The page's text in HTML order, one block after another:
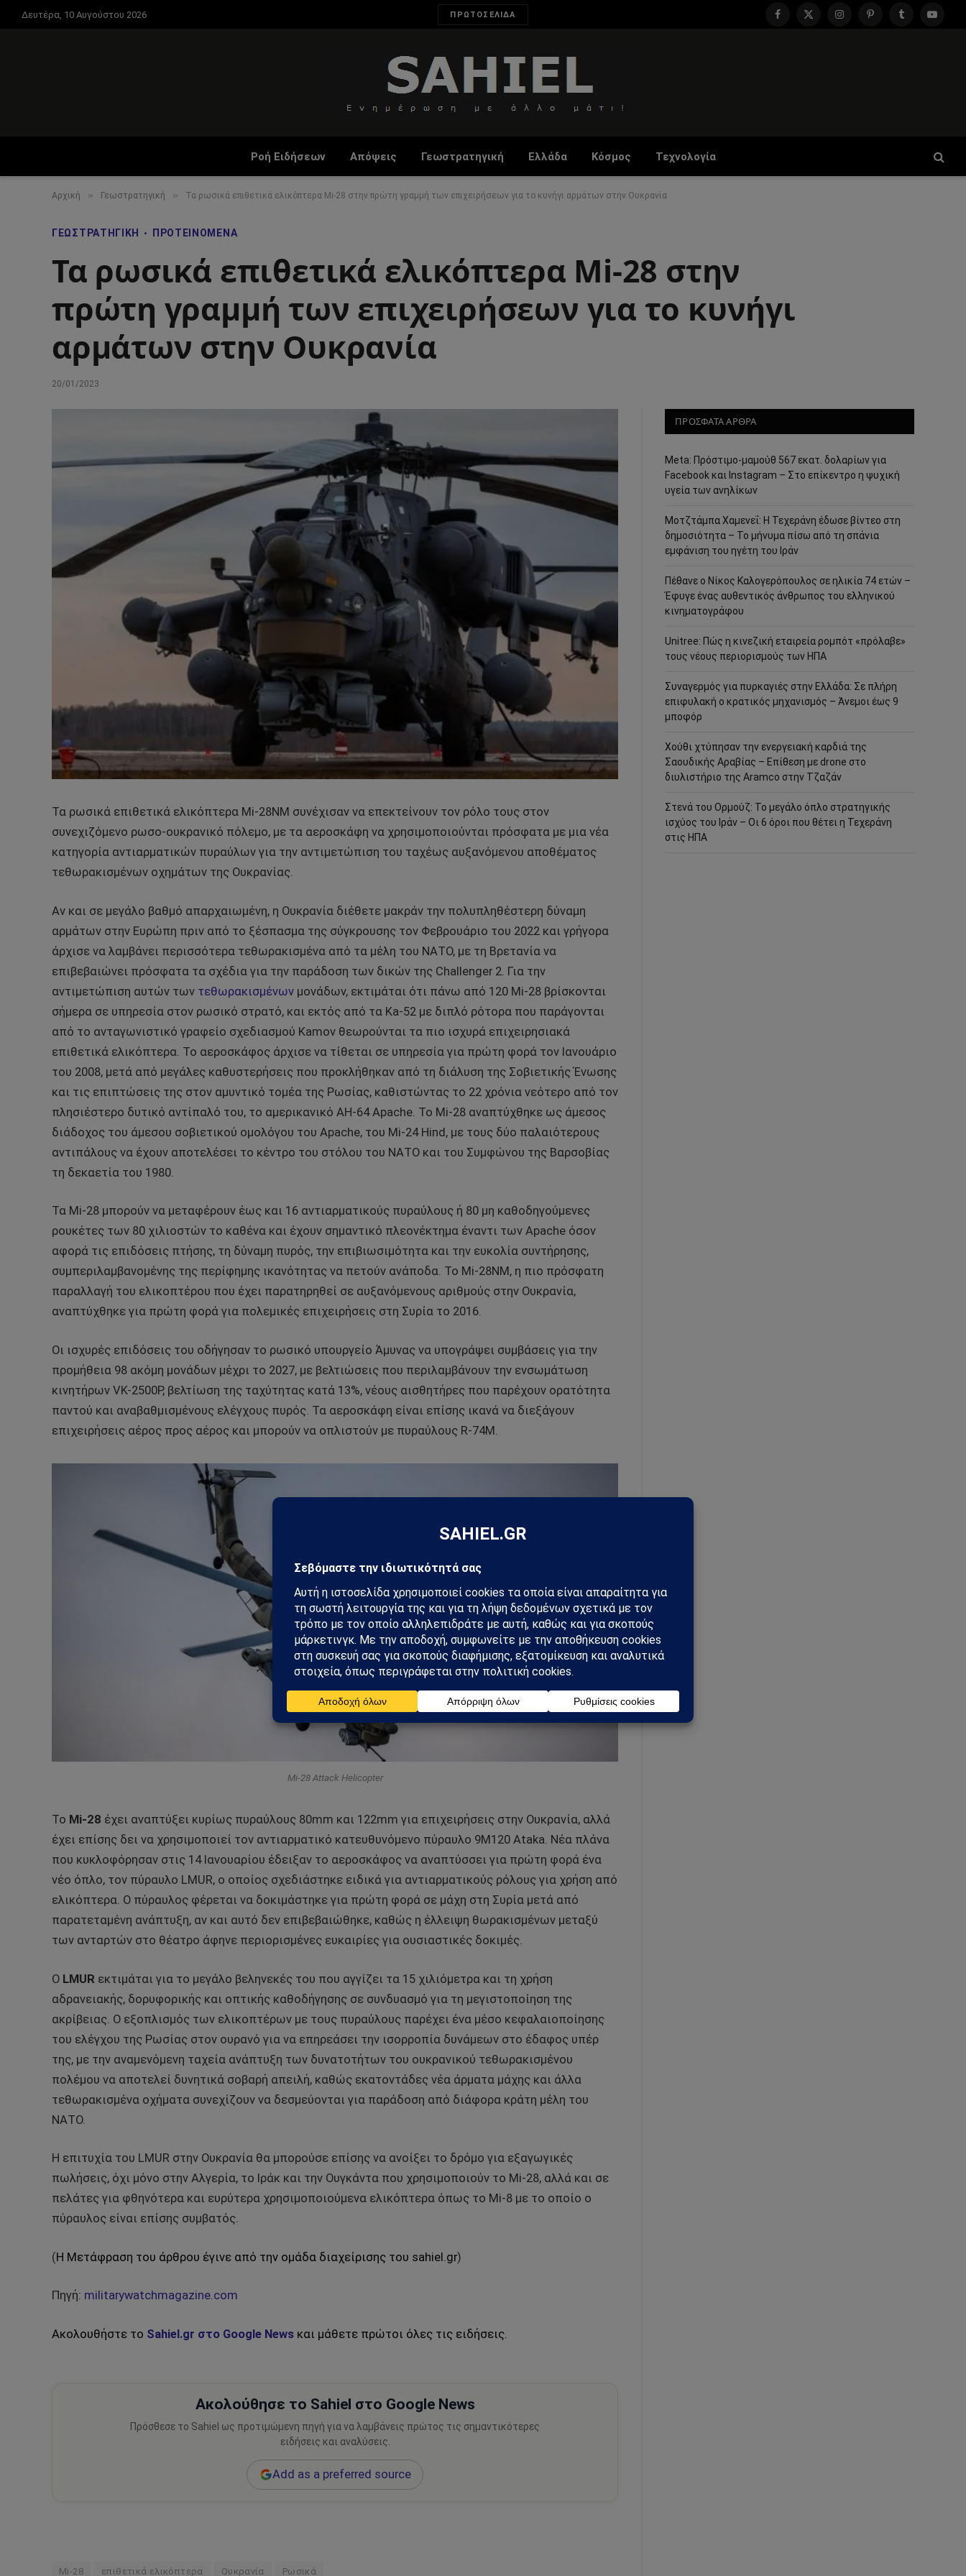
Δευτέρα, 10 Αυγούστου 2026 ΠΡΩΤΟΣΕΛΙΔΑ
Facebook
X
InstagramPinterestTumblr
Ροή Ειδήσεων Απόψεις Γεωστρατηγική Ελλάδα Κόσμος Τεχνολογία
Αρχική » Γεωστρατηγική » Τα ρωσικά επιθετικά ελικόπτερα Mi-28 στην πρώτη γραμμή των επιχειρήσεων για το κυνήγι αρμάτων στην Ουκρανία
ΓΕΩΣΤΡΑΤΗΓΙΚΉ ΠΡΟΤΕΙΝΌΜΕΝΑ
Τα ρωσικά επιθετικά ελικόπτερα Mi-28 στην
πρώτη γραμμή των επιχειρήσεων για το κυνήγι
αρμάτων στην Ουκρανία
20/01/2023
Τα ρωσικά επιθετικά ελικόπτερα Mi-28NM συνέχισαν να επεκτείνουν τον ρόλο τους στον
συνεχιζόμενο ρωσο-ουκρανικό πόλεμο, με τα αεροσκάφη να χρησιμοποιούνται πρόσφατα με μια νέα
κατηγορία αντιαρματικών πυραύλων για την αντιμετώπιση του ταχέως αυξανόμενου αποθέματος
τεθωρακισμένων οχημάτων της Ουκρανίας.
Αν και σε μεγάλο βαθμό απαρχαιωμένη, η Ουκρανία διέθετε μακράν την πολυπληθέστερη δύναμη
αρμάτων στην Ευρώπη πριν από το ξέσπασμα της σύγκρουσης τον Φεβρουάριο του 2022 και γρήγορα
άρχισε να λαμβάνει περισσότερα τεθωρακισμένα από τα μέλη του ΝΑΤΟ, με τη Βρετανία να
επιβεβαιώνει πρόσφατα τα σχέδια για την παράδοση των δικών της Challenger 2. Για την
αντιμετώπιση αυτών των τεθωρακισμένων μονάδων, εκτιμάται ότι πάνω από 120 Mi-28 βρίσκονται
σήμερα σε υπηρεσία στον ρωσικό στρατό, και εκτός από τα Ka-52 με διπλό ρότορα που παράγονται
από το ανταγωνιστικό γραφείο σχεδιασμού Kamov θεωρούνται τα πιο ισχυρά επιχειρησιακά
επιθετικά ελικόπτερα. Το αεροσκάφος άρχισε να τίθεται σε υπηρεσία για πρώτη φορά τον Ιανουάριο
του 2008, μετά από μεγάλες καθυστερήσεις που προκλήθηκαν από τη διάλυση της Σοβιετικής Ένωσης
και τις επιπτώσεις της στον αμυντικό τομέα της Ρωσίας, καθιστώντας το 22 χρόνια νεότερο από τον
πλησιέστερο δυτικό αντίπαλό του, το αμερικανικό AH-64 Apache. Το Mi-28 αναπτύχθηκε ως άμεσος
διάδοχος του άμεσου σοβιετικού ομολόγου του Apache, του Mi-24 Hind, με τους δύο παλαιότερους
αντιπάλους να έχουν αποτελέσει το κέντρο του στόλου του ΝΑΤΟ και του Συμφώνου της Βαρσοβίας
τη δεκαετία του 1980.
Τα Mi-28 μπορούν να μεταφέρουν έως και 16 αντιαρματικούς πυραύλους ή 80 μη καθοδηγούμενες
ρουκέτες των 80 χιλιοστών το καθένα και έχουν σημαντικό πλεονέκτημα έναντι των Apache όσον
αφορά τις επιδόσεις πτήσης, τη δύναμη πυρός, την επιβιωσιμότητα και την ευκολία συντήρησης,
συμπεριλαμβανομένης της περίφημης ικανότητας να πετούν ανάποδα. Το Mi-28NM, η πιο πρόσφατη
παραλλαγή του ελικοπτέρου που έχει παρατηρηθεί σε αυξανόμενους αριθμούς στην Ουκρανία,
αναπτύχθηκε για πρώτη φορά για πολεμικές επιχειρήσεις στη Συρία το 2016.
Οι ισχυρές επιδόσεις του οδήγησαν το ρωσικό υπουργείο Άμυνας να υπογράψει συμβάσεις για την
προμήθεια 98 ακόμη μονάδων μέχρι το 2027, με βελτιώσεις που περιλαμβάνουν την ενσωμάτωση
κινητήρων VK-2500P, βελτίωση της ταχύτητας κατά 13%, νέους αισθητήρες που παρέχουν ορατότητα
παντού και αναβαθμισμένους ελέγχους πυρός. Τα αεροσκάφη είναι επίσης ικανά να διεξάγουν
επιχειρήσεις αέρος προς αέρος και μπορούν να οπλιστούν με πυραύλους R-74M.
Mi-28 Attack Helicopter
Το Mi-28 έχει αναπτύξει κυρίως πυραύλους 80mm και 122mm για επιχειρήσεις στην Ουκρανία, αλλά
έχει επίσης δει να χρησιμοποιεί τον αντιαρματικό κατευθυνόμενο πύραυλο 9M120 Ataka. Νέα πλάνα
που κυκλοφόρησαν στις 14 Ιανουαρίου έδειξαν το αεροσκάφος να αναπτύσσει για πρώτη φορά ένα
νέο όπλο, τον πύραυλο LMUR, ο οποίος σχεδιάστηκε ειδικά για αντιαρματικούς ρόλους για χρήση από
ελικόπτερα. Ο πύραυλος φέρεται να δοκιμάστηκε για πρώτη φορά σε μάχη στη Συρία μετά από
παρατεταμένη ανάπτυξη, αν και αυτό δεν επιβεβαιώθηκε, καθώς η έλλειψη θωρακισμένων μεταξύ
των ανταρτών στο θέατρο άφηνε περιορισμένες ευκαιρίες για ουσιαστικές δοκιμές.
Ο LMUR εκτιμάται για το μεγάλο βεληνεκές του που αγγίζει τα 15 χιλιόμετρα και τη χρήση
αδρανειακής, δορυφορικής και οπτικής καθοδήγησης σε συνδυασμό για τη μεγιστοποίηση της
ακρίβειας. Ο εξοπλισμός των ελικοπτέρων με τους πυραύλους παρέχει ένα μέσο κεφαλαιοποίησης
του ελέγχου της Ρωσίας στον ουρανό για να επηρεάσει την ισορροπία δυνάμεων στο έδαφος υπέρ
της, με την αναμενόμενη ταχεία ανάπτυξη των δυνατοτήτων του ουκρανικού τεθωρακισμένου
πολέμου να αποτελεί δυνητικά σοβαρή απειλή, καθώς εκατοντάδες νέα άρματα μάχης και άλλα
τεθωρακισμένα οχήματα συνεχίζουν να δεσμεύονται για παράδοση από διάφορα κράτη μέλη του
ΝΑΤΟ.
Η επιτυχία του LMUR στην Ουκρανία θα μπορούσε επίσης να ανοίξει το δρόμο για εξαγωγικές
πωλήσεις, όχι μόνο στην Αλγερία, το Ιράκ και την Ουγκάντα που χρησιμοποιούν το Mi-28, αλλά και σε
πελάτες για φθηνότερα και ευρύτερα χρησιμοποιούμενα ελικόπτερα όπως το Mi-8 με το οποίο ο
πύραυλος είναι επίσης συμβατός.
(Η Μετάφραση του άρθρου έγινε από την ομάδα διαχείρισης του sahiel.gr)
Πηγή: militarywatchmagazine.com
Ακολουθήστε το Sahiel.gr στο Google News και μάθετε πρώτοι όλες τις ειδήσεις.
Ακολούθησε το Sahiel στο Google News
Πρόσθεσε το Sahiel ως προτιμώμενη πηγή για να λαμβάνεις πρώτος τις σημαντικότερες
ειδήσεις και αναλύσεις.
Add as a preferred source
Mi-28 επιθετικά ελικόπτερα Ουκρανία Ρωσικά
ΠΡΟΣΦΑΤΑ ΑΡΘΡΑ
Meta: Πρόστιμο-μαμούθ 567 εκατ. δολαρίων για
Facebook και Instagram – Στο επίκεντρο η ψυχική
υγεία των ανηλίκων
Μοτζτάμπα Χαμενεΐ: Η Τεχεράνη έδωσε βίντεο στη
δημοσιότητα – Το μήνυμα πίσω από τη σπάνια
εμφάνιση του ηγέτη του Ιράν
Πέθανε ο Νίκος Καλογερόπουλος σε ηλικία 74 ετών –
Έφυγε ένας αυθεντικός άνθρωπος του ελληνικού
κινηματογράφου
Unitree: Πώς η κινεζική εταιρεία ρομπότ «πρόλαβε»
τους νέους περιορισμούς των ΗΠΑ
Συναγερμός για πυρκαγιές στην Ελλάδα: Σε πλήρη
επιφυλακή ο κρατικός μηχανισμός – Άνεμοι έως 9
μποφόρ
Χούθι χτύπησαν την ενεργειακή καρδιά της
Σαουδικής Αραβίας – Επίθεση με drone στο
διυλιστήριο της Aramco στην Τζαζάν
Στενά του Ορμούζ: Το μεγάλο όπλο στρατηγικής
ισχύος του Ιράν – Οι 6 όροι που θέτει η Τεχεράνη
στις ΗΠΑ